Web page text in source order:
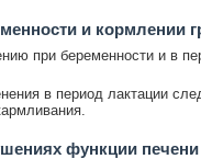
и кормлении
при беременности и в
в период лактации
функции печени